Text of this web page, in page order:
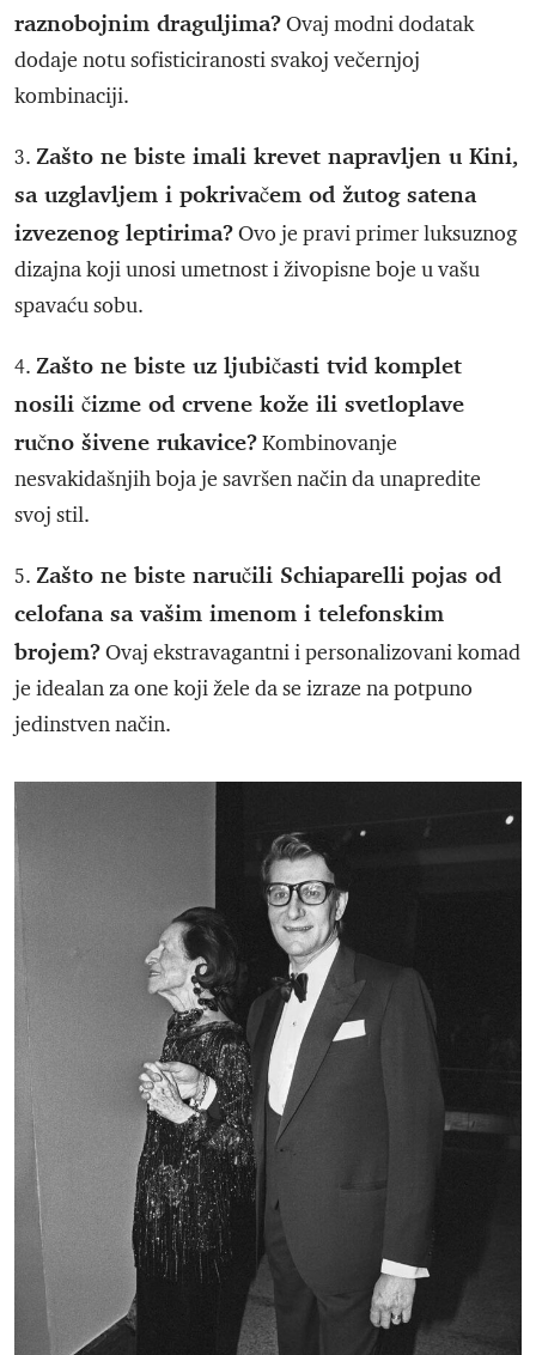
raznobojnim draguljima?Ovaj modni dodatak
dodaje notu sofisticiranosti svakoj večernjoj
kombinaciji.
3. Zašto ne biste imali krevet napravljen u Kini,
sa uzglavljem i pokrivačem od žutog satena
izvezenog leptirima?Ovo je pravi primer luksuznog
dizajna koji unosi umetnost i živopisne boje u vašu
spavaću sobu.
4. Zašto ne biste uz ljubičasti tvid komplet
nosili čizme od crvene kože ili svetloplave
ručno šivene rukavice?Kombinovanje
nesvakidašnjih boja je savršen način da unapredite
svoj stil.
5. Zašto ne biste naručili Schiaparelli pojas od
celofana sa vašim imenom i telefonskim
brojem?Ovaj ekstravagantni i personalizovani komad
je idealan za one koji žele da se izraze na potpuno
jedinstven način.